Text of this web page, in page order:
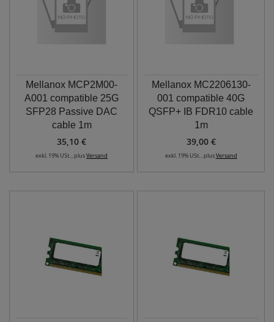
Mellanox MCP2M00-
A001 compatible 25G
SFP28 Passive DAC
cable 1m
35,10 €
exkl. 19% USt. , plusVersand
Mellanox MC2206130-
001 compatible 40G
QSFP+ IB FDR10 cable
1m
39,00 €
exkl. 19% USt. , plusVersand